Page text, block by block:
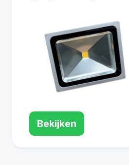
Bekijken